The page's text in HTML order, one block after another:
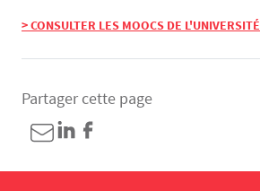
> CONSULTER LES MOOCS DE L'UNIVERSITÉ
Partager cette page